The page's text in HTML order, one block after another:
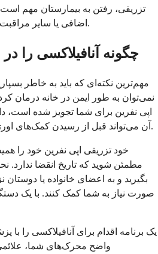
تزریقی، رفتن به بیمارستان مهم
اضافی یا سایر مراقبت‌های حمایتی نیاز داشته باشید.
چگونه آنافیلاکسی را
مهم‌ترین نکته‌ای که باید به خاطر
نمی‌توان به طور ایمن در خانه درمان
اپی نفرین برای شما تجویز شده است،
آن می‌تواند قبل از رسیدن کمک‌های اورژانسی جان شما را نجات دهد.
خود تزریقی اپی نفرین خود را
مطمئن شوید که تاریخ انقضا ندارد.
بگیرید و به اعضای خانواده یا
صورت نیاز به شما کمک کنند. با یک
یک برنامه اقدام برای آنافیلاکسی را با
واضح محرک‌های شما، علائمی